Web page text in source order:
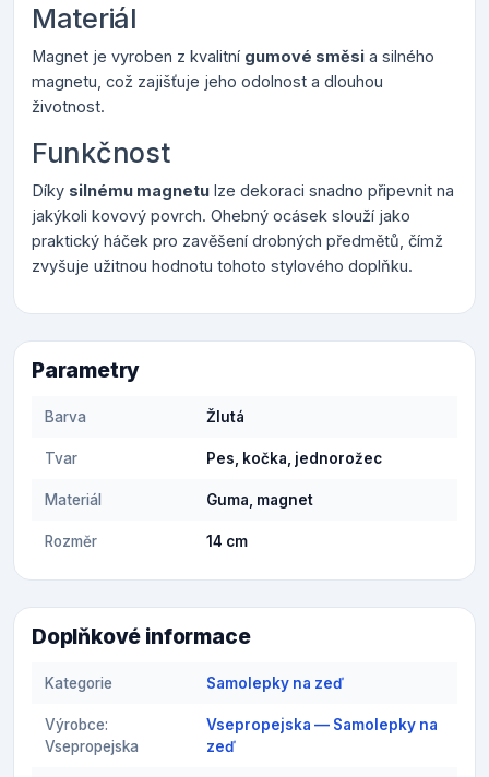
Materiál
Magnet je vyroben z kvalitní gumové směsi a silného
magnetu, což zajišťuje jeho odolnost a dlouhou
životnost.
Funkčnost
Díky silnému magnetu lze dekoraci snadno připevnit na
jakýkoli kovový povrch. Ohebný ocásek slouží jako
praktický háček pro zavěšení drobných předmětů, čímž
zvyšuje užitnou hodnotu tohoto stylového doplňku.
Parametry
Barva Žlutá
Tvar Pes, kočka, jednorožec
Materiál Guma, magnet
Rozměr 14 cm
Doplňkové informace
Kategorie Samolepky na zeď
Výrobce:
Vsepropejska
Vsepropejska — Samolepky na
zeď